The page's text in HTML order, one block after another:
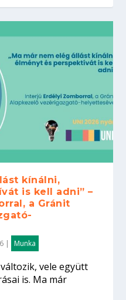
kínálni,
is kell adni” –
a Gránit
| Munka
vele együtt
is. Ma már